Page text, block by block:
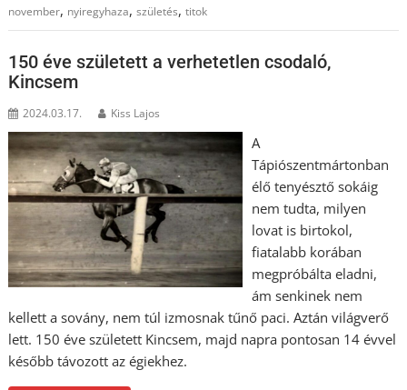
november, nyiregyhaza,születés,titok
150 éve született a verhetetlen csodaló,
Kincsem
2024.03.17. Kiss Lajos
A
Tápiószentmártonban
élő tenyésztő sokáig
nem tudta, milyen
lovat is birtokol,
fiatalabb korában
megpróbálta eladni,
ám senkinek nem
kellett a sovány, nem túl izmosnak tűnő paci. Aztán világverő
lett. 150 éve született Kincsem, majd napra pontosan 14 évvel
később távozott az égiekhez.